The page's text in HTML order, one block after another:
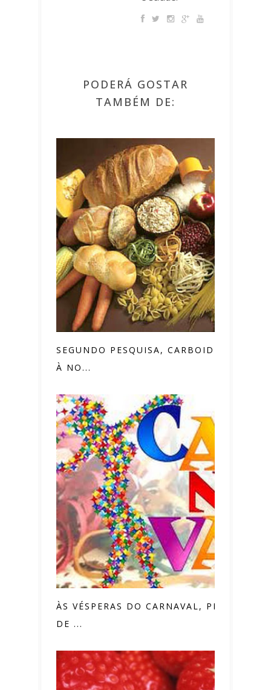
PODERÁ GOSTAR
TAMBÉM DE:
SEGUNDO PESQUISA, CARBOIDRATOS
À NO...
ÀS VÉSPERAS DO CARNAVAL, PREÇOS
DE ...